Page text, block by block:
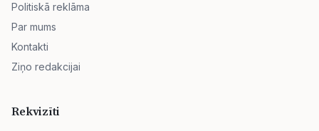
Politiskā reklāma
Par mums
Kontakti
Ziņo redakcijai
Rekvizīti